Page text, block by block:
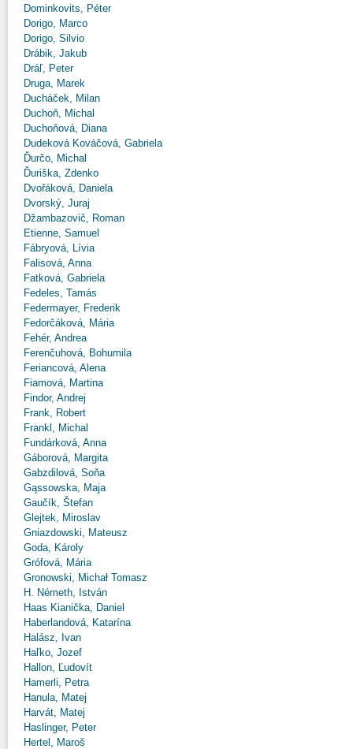
Dominkovits, Péter
Dorigo, Marco
Dorigo, Silvio
Drábik, Jakub
Dráľ, Peter
Druga, Marek
Ducháček, Milan
Duchoň, Michal
Duchoňová, Diana
Dudeková Kováčová, Gabriela
Ďurčo, Michal
Ďuriška, Zdenko
Dvořáková, Daniela
Dvorský, Juraj
Džambazovič, Roman
Etienne, Samuel
Fábryová, Lívia
Falisová, Anna
Fatková, Gabriela
Fedeles, Tamás
Federmayer, Frederik
Fedorčáková, Mária
Fehér, Andrea
Ferenčuhová, Bohumila
Feriancová, Alena
Fiamová, Martina
Findor, Andrej
Frank, Robert
Frankl, Michal
Fundárková, Anna
Gáborová, Margita
Gabzdilová, Soňa
Gąssowska, Maja
Gaučík, Štefan
Glejtek, Miroslav
Gniazdowski, Mateusz
Goda, Károly
Grófová, Mária
Gronowski, Michał Tomasz
H. Németh, István
Haas Kianička, Daniel
Haberlandová, Katarína
Halász, Ivan
Haľko, Jozef
Hallon, Ľudovít
Hamerli, Petra
Hanula, Matej
Harvát, Matej
Haslinger, Peter
Hertel, Maroš